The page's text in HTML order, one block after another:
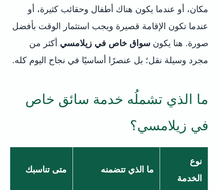
مكان، أو عندما يكون هناك أطفال وحقائب كثيرة، أو
عندما تكون الإقامة قصيرة ويجب استثمار الوقت بأفضل
صورة. هنا يكون سواق خاص في زيلامسي أكثر من
مجرد وسيلة نقل؛ بل عنصرًا أساسيًا في نجاح اليوم كله.
ما الذي تشملُه خدمة سائق خاص
في زيلامسي؟
نوع
الخدمة
ما الذي تتضمنه متى تناسبك